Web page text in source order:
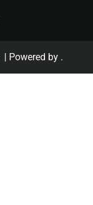
| Powered by .